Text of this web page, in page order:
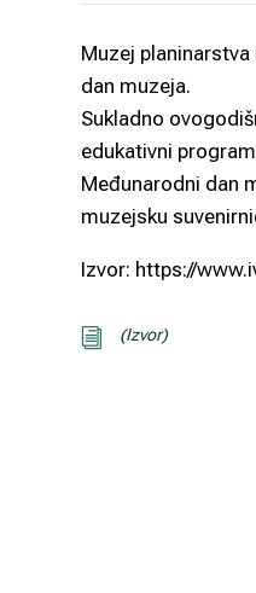
Muzej
dan muzeja.
Sukladno
edukativni
Međunarodni dan
muzejsku
Izvor: https://
i (Izvor)